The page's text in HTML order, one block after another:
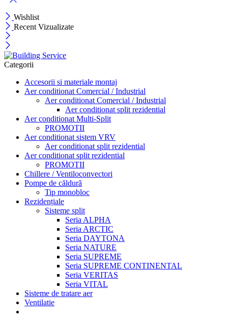
Wishlist
Recent Vizualizate
Categorii
Accesorii si materiale montaj
Aer conditionat Comercial / Industrial
Aer conditionat Comercial / Industrial
Aer conditionat split rezidential
Aer conditionat Multi-Split
PROMOTII
Aer conditionat sistem VRV
Aer conditionat split rezidential
Aer conditionat split rezidential
PROMOTII
Chillere / Ventiloconvectori
Pompe de căldură
Tip monobloc
Rezidențiale
Sisteme split
Seria ALPHA
Seria ARCTIC
Seria DAYTONA
Seria NATURE
Seria SUPREME
Seria SUPREME CONTINENTAL
Seria VERITAS
Seria VITAL
Sisteme de tratare aer
Ventilatie